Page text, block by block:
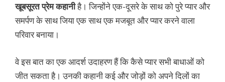
खूबसूरत प्रेम कहानीहै। जिन्होंने एक-दूसरे के साथ को पुरे प्यार और
समर्पण के साथ जिया एक साथ एक मजबूत और प्यार करने वाला
परिवार बनाया।
वे इस बात का एक आदर्श उदाहरण हैं कि कैसे प्यार सभी बाधाओं को
जीत सकता है। उनकी कहानी कई और जोड़ों को अपने दिलों का